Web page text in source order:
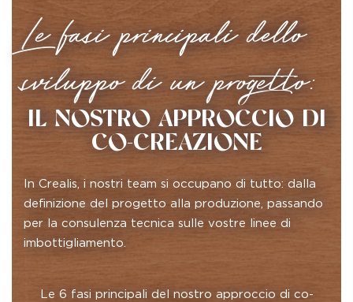
Le fasi principali dello
sviluppo di un progetto:
IL NOSTRO APPROCCIO DI
CO-CREAZIONE
In Crealis, i nostri team si occupano di tutto: dalla
definizione del progetto alla produzione, passando
per la consulenza tecnica sulle vostre linee di
imbottigliamento.
Le 6 fasi principali del nostro approccio di co-